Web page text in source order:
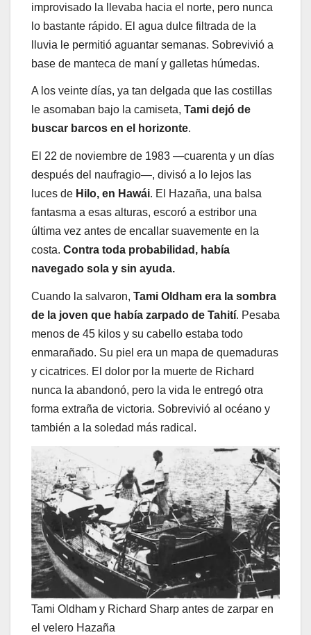
improvisado la llevaba hacia el norte, pero nunca
lo bastante rápido. El agua dulce filtrada de la
lluvia le permitió aguantar semanas. Sobrevivió a
base de manteca de maní y galletas húmedas.
A los veinte días, ya tan delgada que las costillas
le asomaban bajo la camiseta, Tami dejó de
buscar barcos en el horizonte.
El 22 de noviembre de 1983 —cuarenta y un días
después del naufragio—, divisó a lo lejos las
luces de Hilo, en Hawái. El Hazaña, una balsa
fantasma a esas alturas, escoró a estribor una
última vez antes de encallar suavemente en la
costa. Contra toda probabilidad, había
navegado sola y sin ayuda.
Cuando la salvaron, Tami Oldham era la sombra
de la joven que había zarpado de Tahití. Pesaba
menos de 45 kilos y su cabello estaba todo
enmarañado. Su piel era un mapa de quemaduras
y cicatrices. El dolor por la muerte de Richard
nunca la abandonó, pero la vida le entregó otra
forma extraña de victoria. Sobrevivió al océano y
también a la soledad más radical.
Tami Oldham y Richard Sharp antes de zarpar en
el velero Hazaña